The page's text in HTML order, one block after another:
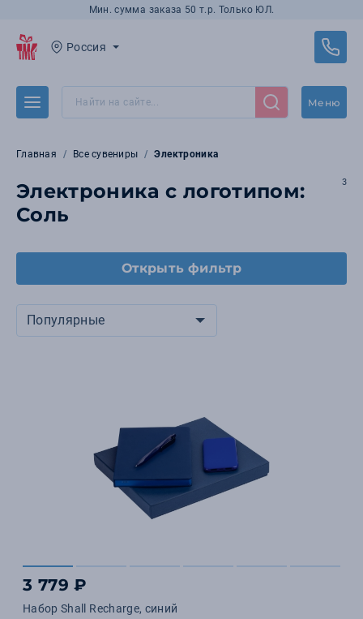
Мин. сумма заказа 50 т.р. Только ЮЛ.
Россия
Меню
Главная Все сувениры Электроника
Электроника с логотипом:
Соль
3
Открыть фильтр
Популярные
3 779 ₽
Набор Shall Recharge, синий